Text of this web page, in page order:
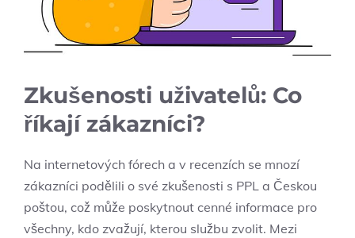
Zkušenosti uživatelů: Co
říkají zákazníci?
Na internetových fórech a v recenzích se mnozí
zákazníci podělili o své zkušenosti s PPL a Českou
poštou, což může poskytnout cenné informace pro
všechny, kdo zvažují, kterou službu zvolit. Mezi